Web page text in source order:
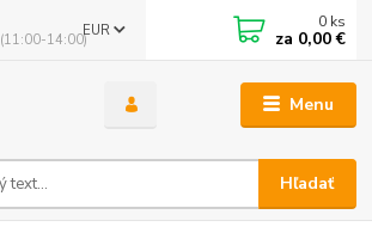
Menu
EUR
Hľadať
14:00)
0 ks
za 0,00 €